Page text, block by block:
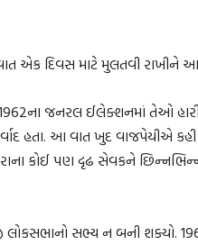
એક દિવસ માટે મુલતવી રાખીને
1962ના જનરલ ઈલેક્શનમાં તેઓ
હતા. આ વાત ખુદ વાજપેયીએ
કોઈ પણ દૃઢ સેવકને
સભ્ય ન બની શક્યો.